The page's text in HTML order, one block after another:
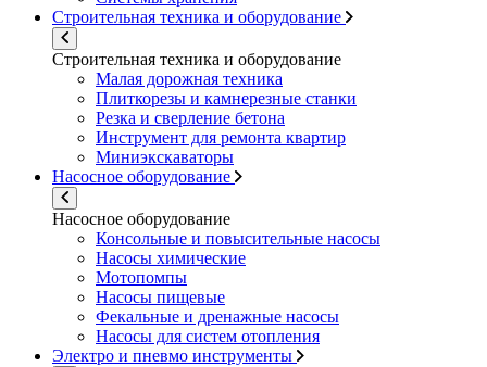
Строительная техника и оборудование
Строительная техника и оборудование
Малая дорожная техника
Плиткорезы и камнерезные станки
Резка и сверление бетона
Инструмент для ремонта квартир
Миниэкскаваторы
Насосное оборудование
Насосное оборудование
Консольные и повысительные насосы
Насосы химические
Мотопомпы
Насосы пищевые
Фекальные и дренажные насосы
Насосы для систем отопления
Электро и пневмо инструменты